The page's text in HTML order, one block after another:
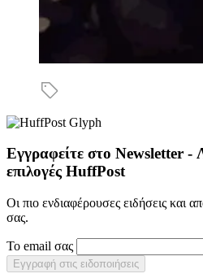
Εγγραφείτε στο Newsletter -
επιλογές HuffPost
Οι πιο ενδιαφέρουσες ειδήσεις και
σας.
Το email σας
Εγγραφή στις ειδοποιήσεις